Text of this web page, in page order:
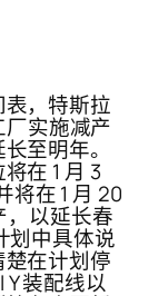
，特斯拉
厂实施减产
至明年。
在 1 月 3
将在 1 月 20
，以延长春
划中具体说
在计划停
装配线以